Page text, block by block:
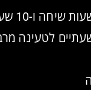
לטעינה